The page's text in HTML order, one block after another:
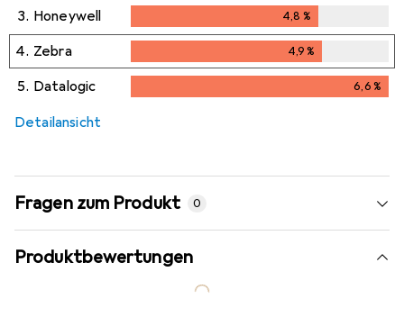
3. Honeywell 4,8 %
4. Zebra 4,9%
5. Datalogic 6,6%
Detailansicht
Fragen zum Produkt 0
Produktbewertungen